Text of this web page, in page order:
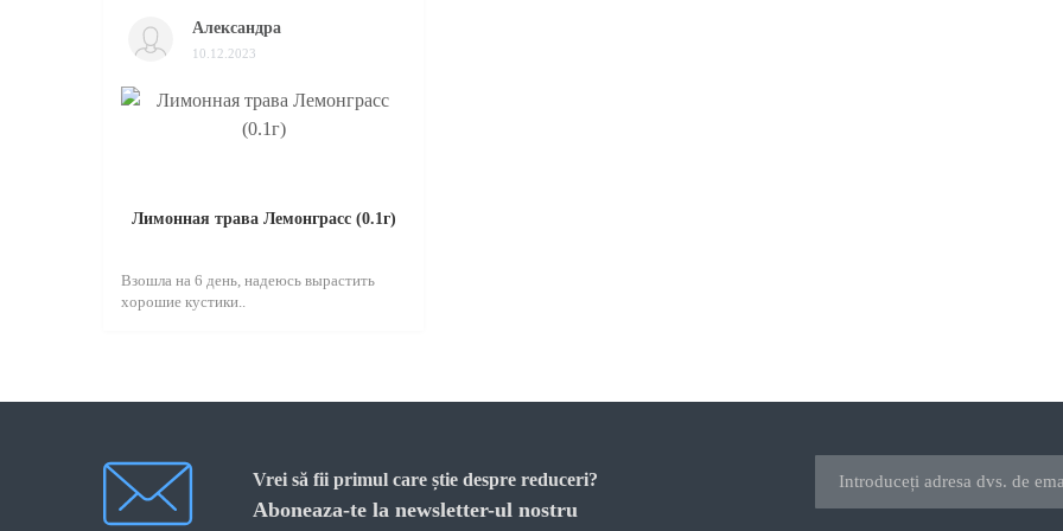
Александра
10.12.2023
Лимонная трава Лемонграсс (0.1г)
Взошла на 6 день, надеюсь вырастить
хорошие кустики..
Vrei să fii primul care știe despre reduceri?
Aboneaza-te la newsletter-ul nostru